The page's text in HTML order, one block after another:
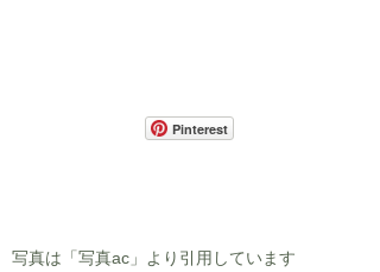
Pinterest
​写真は「写真ac」より引用しています